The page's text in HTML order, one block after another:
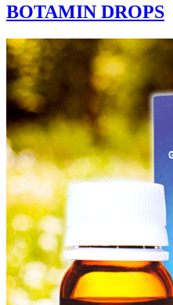
BOTAMIN DROPS